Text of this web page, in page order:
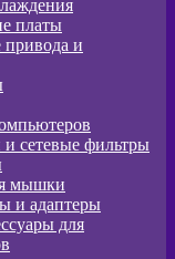
платы
привода и
сетевые фильтры
мышки
и адаптеры
для